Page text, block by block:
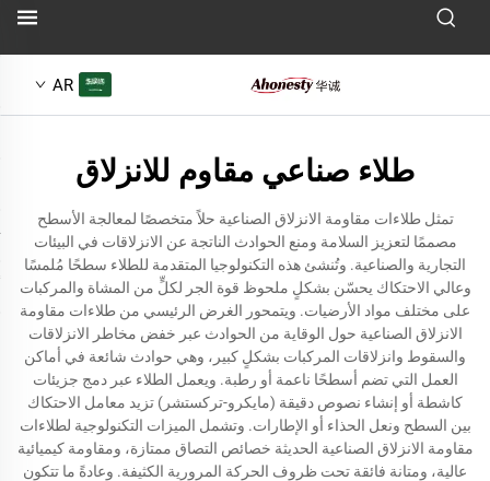
AR
طلاء صناعي مقاوم للانزلاق
تمثل طلاءات مقاومة الانزلاق الصناعية حلاً متخصصًا لمعالجة الأسطح
مصممًا لتعزيز السلامة ومنع الحوادث الناتجة عن الانزلاقات في البيئات
التجارية والصناعية. وتُنشئ هذه التكنولوجيا المتقدمة للطلاء سطحًا مُلمسًا
وعالي الاحتكاك يحسّن بشكلٍ ملحوظ قوة الجر لكلٍّ من المشاة والمركبات
على مختلف مواد الأرضيات. ويتمحور الغرض الرئيسي من طلاءات مقاومة
الانزلاق الصناعية حول الوقاية من الحوادث عبر خفض مخاطر الانزلاقات
والسقوط وانزلاقات المركبات بشكلٍ كبير، وهي حوادث شائعة في أماكن
العمل التي تضم أسطحًا ناعمة أو رطبة. ويعمل الطلاء عبر دمج جزيئات
كاشطة أو إنشاء نصوص دقيقة (مايكرو-تركستشر) تزيد معامل الاحتكاك
بين السطح ونعل الحذاء أو الإطارات. وتشمل الميزات التكنولوجية لطلاءات
مقاومة الانزلاق الصناعية الحديثة خصائص التصاق ممتازة، ومقاومة كيميائية
عالية، ومتانة فائقة تحت ظروف الحركة المرورية الكثيفة. وعادةً ما تتكون